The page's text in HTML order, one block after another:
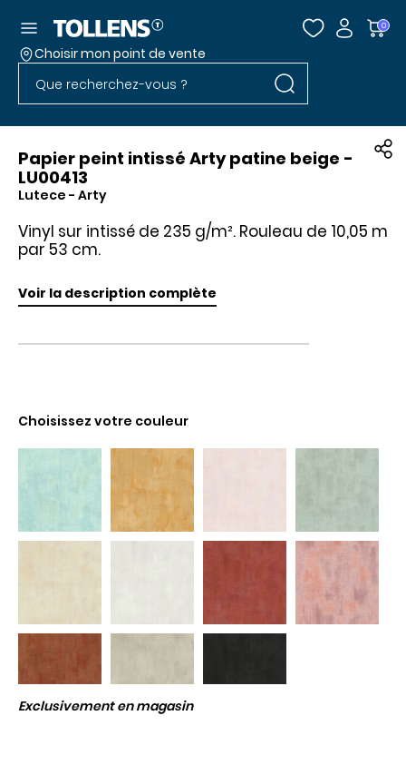
0
Passer la liste des magasins et aller au pied
Choisir mon point de vente
Rechercher dans le site Rechercher
Accéder au menu
Papier peint intissé Arty patine beige -
LU00413
Lutece - Arty
Vinyl sur intissé de 235 g/m². Rouleau de 10,05 m
par 53 cm.
Voir la description complète
Choisissez votre couleur
Exclusivement en magasin